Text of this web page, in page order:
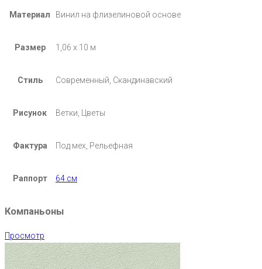
Материал Винил на флизелиновой основе
Размер 1,06 х 10 м
Стиль Современный, Скандинавский
Рисунок Ветки, Цветы
Фактура Под мех, Рельефная
Раппорт 64 см
Компаньоны
Просмотр